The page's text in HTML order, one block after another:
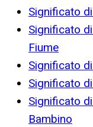
Significato
Significato
Fiume
Significato
Significato
Significato
Bambino